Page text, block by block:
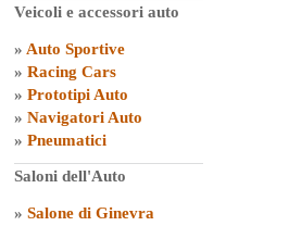
Veicoli e accessori auto
» Auto Sportive
» Racing Cars
» Prototipi Auto
» Navigatori Auto
» Pneumatici
Saloni dell'Auto
» Salone di Ginevra